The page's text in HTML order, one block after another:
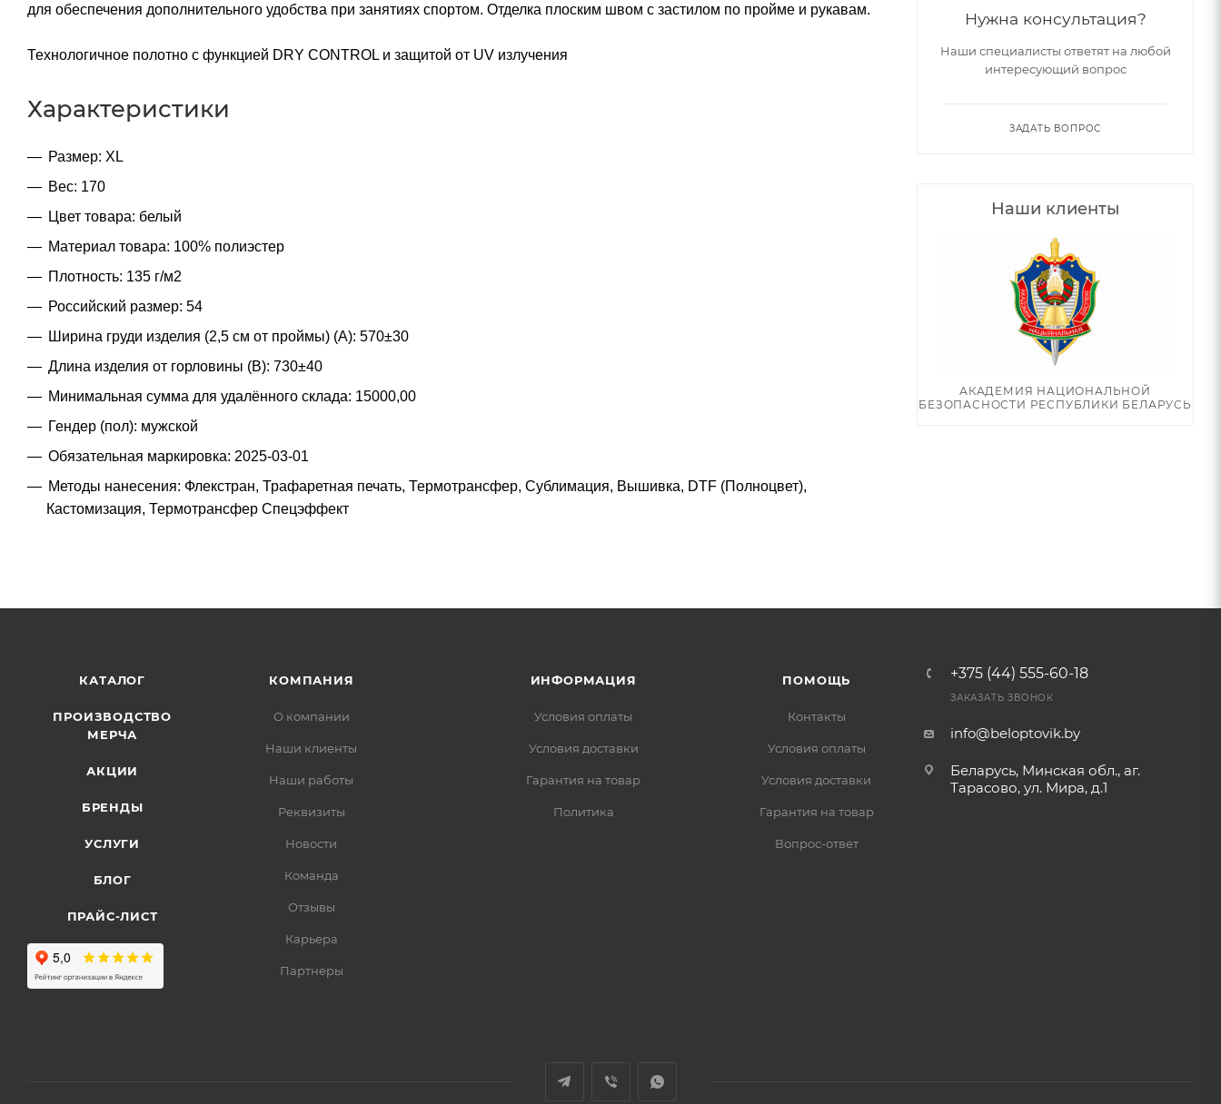
для обеспечения дополнительного удобства при занятиях спортом. Отделка плоским швом с застилом по пройме и рукавам.
Технологичное полотно с функцией DRY CONTROL и защитой от UV излучения
Характеристики
Размер: XL
Вес: 170
Цвет товара: белый
Материал товара: 100% полиэстер
Плотность: 135 г/м2
Российский размер: 54
Ширина груди изделия (2,5 см от проймы) (A): 570±30
Длина изделия от горловины (B): 730±40
Минимальная сумма для удалённого склада: 15000,00
Гендер (пол): мужской
Обязательная маркировка: 2025-03-01
Методы нанесения: Флекстран, Трафаретная печать, Термотрансфер, Сублимация, Вышивка, DTF (Полноцвет),
Кастомизация, Термотрансфер Спецэффект
Нужна консультация?
Наши специалисты ответят на любой
интересующий вопрос
ЗАДАТЬ ВОПРОС
Наши клиенты
АКАДЕМИЯ НАЦИОНАЛЬНОЙ
БЕЗОПАСНОСТИ РЕСПУБЛИКИ БЕЛАРУСЬ
КАТАЛОГ
ПРОИЗВОДСТВО
МЕРЧА
АКЦИИ
БРЕНДЫ
УСЛУГИ
БЛОГ
ПРАЙС-ЛИСТ
КОМПАНИЯ
О компании
Наши клиенты
Наши работы
Реквизиты
Новости
Команда
Отзывы
Карьера
Партнеры
ИНФОРМАЦИЯ
Условия оплаты
Условия доставки
Гарантия на товар
Политика
ПОМОЩЬ
Контакты
Условия оплаты
Условия доставки
Гарантия на товар
Вопрос-ответ
+375 (44) 555-60-18
ЗАКАЗАТЬ ЗВОНОК
info@beloptovik.by
Беларусь, Минская обл., аг.
Тарасово, ул. Мира, д.1